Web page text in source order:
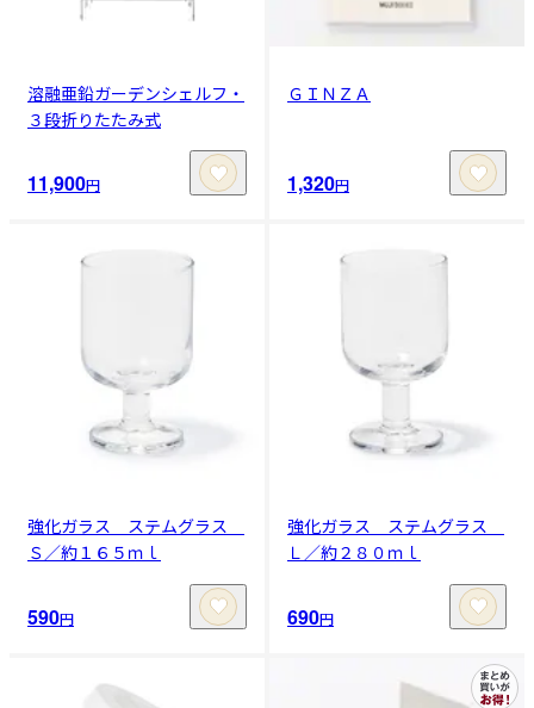
溶融亜鉛ガーデンシェルフ・
３段折りたたみ式
11,900円
ＧＩＮＺＡ
1,320円
強化ガラス ステムグラス
Ｓ／約１６５ｍｌ
590円
強化ガラス ステムグラス
Ｌ／約２８０ｍｌ
690円